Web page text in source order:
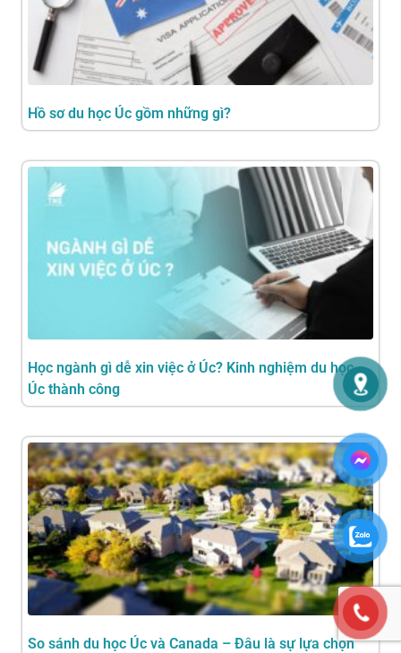
Hồ sơ du học Úc gồm những gì?
Học ngành gì dễ xin việc ở Úc? Kinh nghiệm du học
Úc thành công
So sánh du học Úc và Canada – Đâu là sự lựa chọn